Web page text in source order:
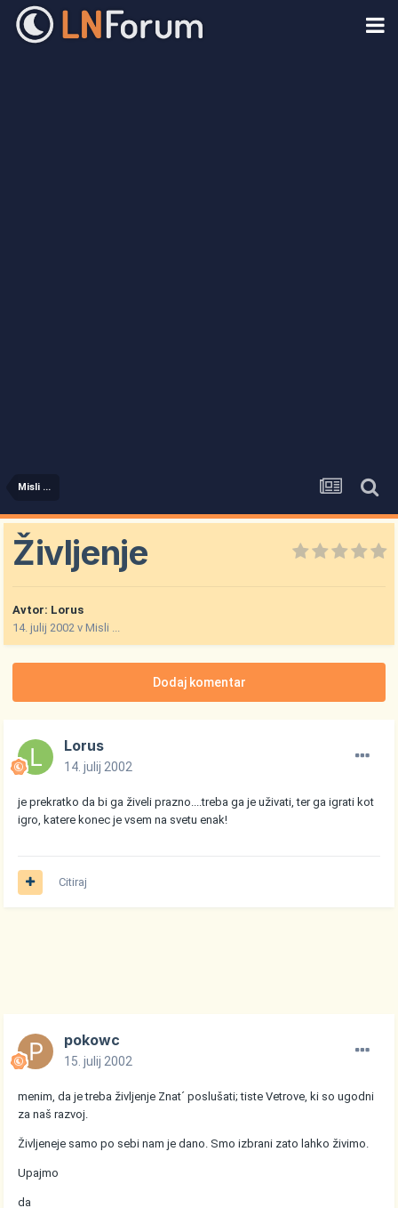
Misli ...
Življenje
Avtor: Lorus
14. julij 2002 vMisli ...
Dodaj komentar
Lorus
14. julij 2002
je prekratko da bi ga živeli prazno....treba ga je uživati, ter ga igrati kot
igro, katere konec je vsem na svetu enak!
Citiraj
pokowc
15. julij 2002
menim, da je treba življenje Znat´ poslušati; tiste Vetrove, ki so ugodni
za naš razvoj.
Življeneje samo po sebi nam je dano. Smo izbrani zato lahko živimo.
Upajmo
da